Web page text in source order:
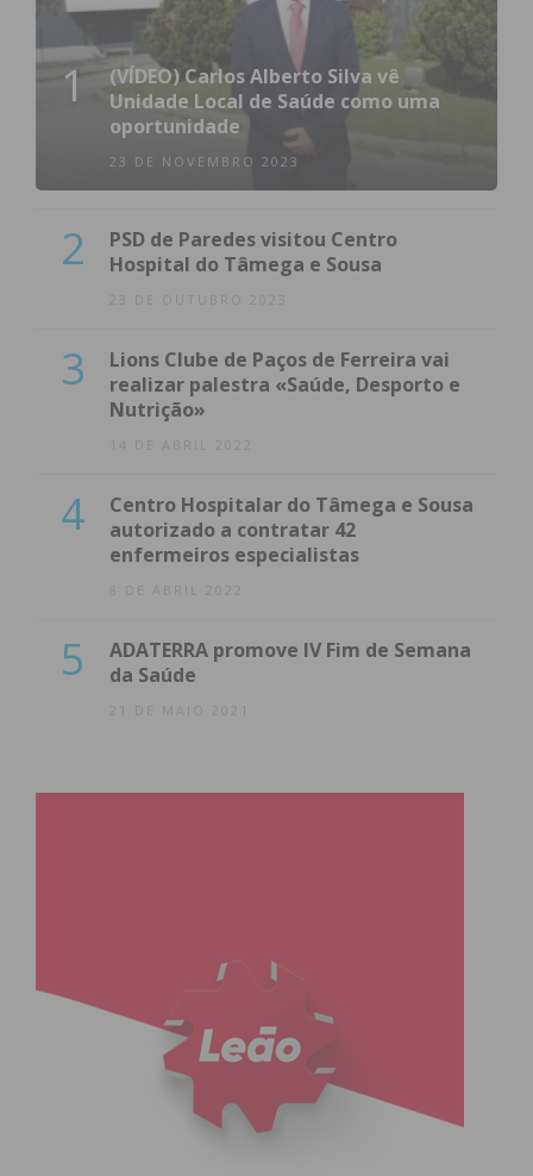
1
(VÍDEO) Carlos Alberto Silva vê
Unidade Local de Saúde como uma
oportunidade
23 DE NOVEMBRO 2023
2
PSD de Paredes visitou Centro
Hospital do Tâmega e Sousa
23 DE OUTUBRO 2023
3
Lions Clube de Paços de Ferreira vai
realizar palestra «Saúde, Desporto e
Nutrição»
14 DE ABRIL 2022
4
Centro Hospitalar do Tâmega e Sousa
autorizado a contratar 42
enfermeiros especialistas
8 DE ABRIL 2022
5
ADATERRA promove IV Fim de Semana
da Saúde
21 DE MAIO 2021